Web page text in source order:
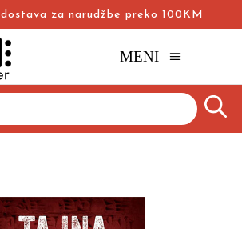
dostava za narudžbe preko 100KM
MENI